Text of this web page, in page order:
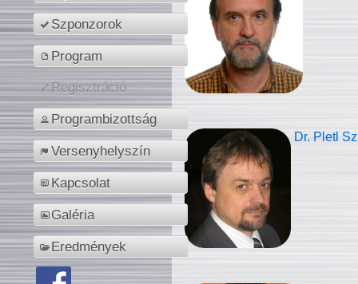
Szponzorok
Program
Regisztráció
Programbizottság
Versenyhelyszín
Kapcsolat
Galéria
Eredmények
Dr. Pletl